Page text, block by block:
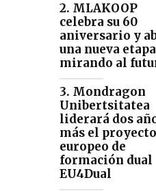
2. MLAKOOP
celebra su 60
aniversario y
una nueva etapa
mirando al
3. Mondragon
Unibertsitatea
liderará dos
más el proyecto
europeo de
formación dual
EU4Dual